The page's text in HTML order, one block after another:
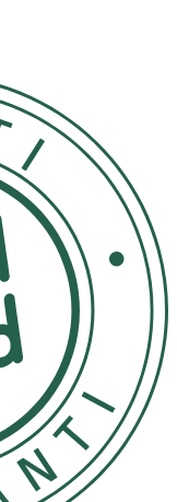
eller kväll. Tips:
som en mask
solljus
Betaine,
Fruit Extract*,
Extract*,
Acid,
**Made
origin of total
certified by
Standard